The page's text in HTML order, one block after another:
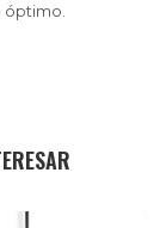
óptimo.